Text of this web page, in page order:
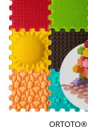
ORTOTO®